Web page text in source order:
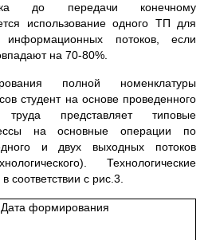
до передачи конечному
использование одного ТП для
информационных потоков, если
на 70-80%.
полной номенклатуры
студент на основе проведенного
представляет типовые
на основные операции по
и двух выходных потоков
Технологические
с рис.3.
Дата формирования